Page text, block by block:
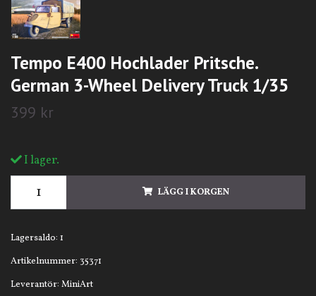
Tempo E400 Hochlader Pritsche.
German 3-Wheel Delivery Truck 1/35
399 kr
I lager.
LÄGG I KORGEN
Lagersaldo: 1
Artikelnummer: 35371
Leverantör: MiniArt